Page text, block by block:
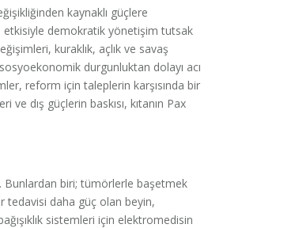
kaynaklı güçlere
etkisiyle demokratik yönetişim tutsak
kuraklık, açlık ve savaş
durgunluktan dolayı acı
reform için taleplerin karşısında bir
dış güçlerin baskısı, kıtanın Pax
Bunlardan biri; tümörlerle başetmek
tedavisi daha güç olan beyin,
sistemleri için elektromedisin